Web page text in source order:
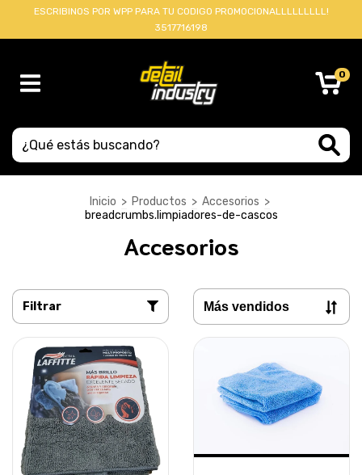
ESCRIBINOS POR WPP PARA TU CODIGO PROMOCIONALLLLLLLLL!
3517716198
0
Inicio > Productos > Accesorios >
breadcrumbs.limpiadores-de-cascos
Accesorios
Filtrar